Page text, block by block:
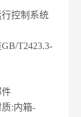
控制系统
T2423.3-
件
:内箱-